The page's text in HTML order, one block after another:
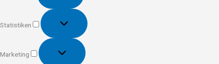
Statistiken
Statistiken
Marketing
Marketing